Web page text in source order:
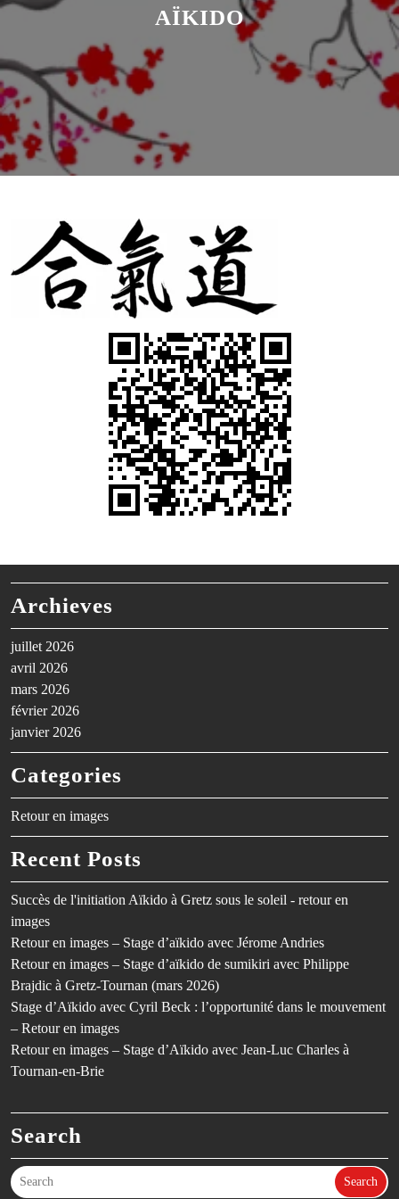
AÏKIDO
Archieves
juillet 2026
avril 2026
mars 2026
février 2026
janvier 2026
Categories
Retour en images
Recent Posts
Succès de l'initiation Aïkido à Gretz sous le soleil - retour en
images
Retour en images – Stage d’aïkido avec Jérome Andries
Retour en images – Stage d’aïkido de sumikiri avec Philippe
Brajdic à Gretz-Tournan (mars 2026)
Stage d’Aïkido avec Cyril Beck : l’opportunité dans le mouvement
– Retour en images
Retour en images – Stage d’Aïkido avec Jean-Luc Charles à
Tournan-en-Brie
Search
Search